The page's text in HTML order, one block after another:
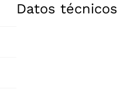
Datos técnicos